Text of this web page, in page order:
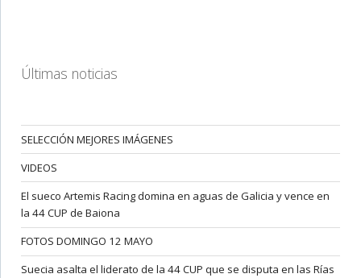
Últimas noticias
SELECCIÓN MEJORES IMÁGENES
VIDEOS
El sueco Artemis Racing domina en aguas de Galicia y vence en
la 44 CUP de Baiona
FOTOS DOMINGO 12 MAYO
Suecia asalta el liderato de la 44 CUP que se disputa en las Rías